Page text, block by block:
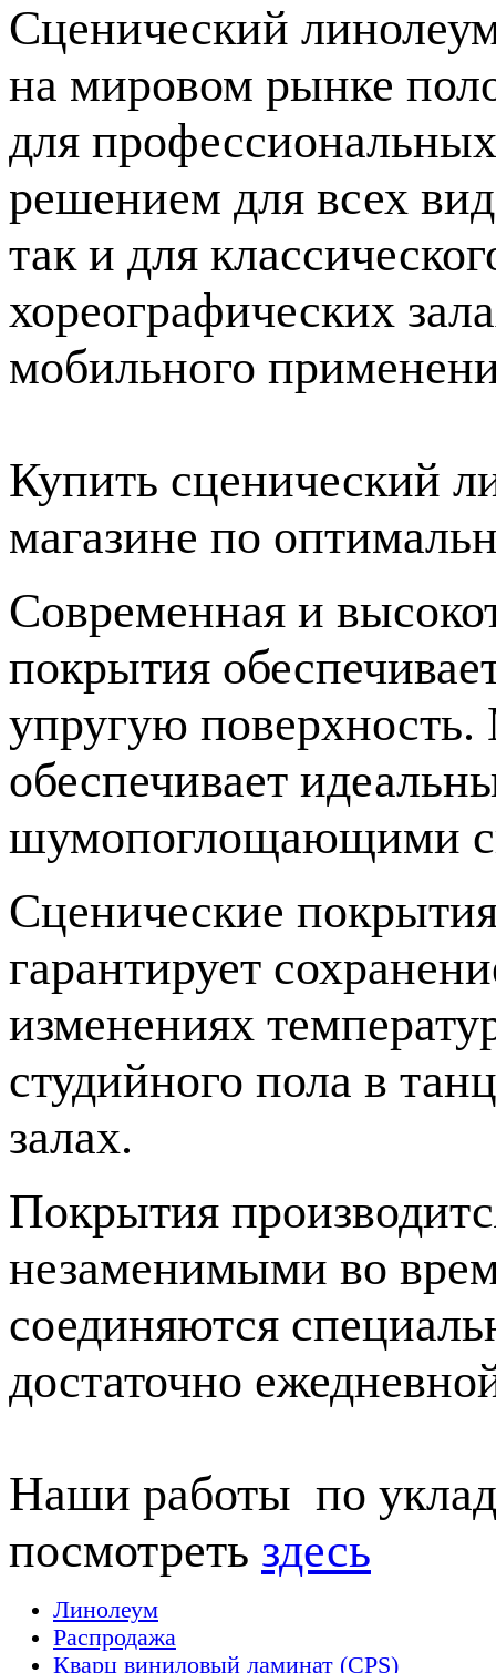
Сценический
на мировом рынке
для
решением для всех
так и для
хореографических
мобильного
Купить сценический
магазине по
Современная и
покрытия
упругую
обеспечивает
шумопоглощающими
Сценические
гарантирует
изменениях
студийного пола в
залах.
Покрытия
незаменимыми во
соединяются
достаточно
Наши работы по
посмотреть здесь
Линолеум
Распродажа
Кварц виниловый ламинат (CPS)